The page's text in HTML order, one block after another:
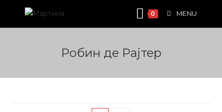
content
0 MENU
Робин де Рајтер